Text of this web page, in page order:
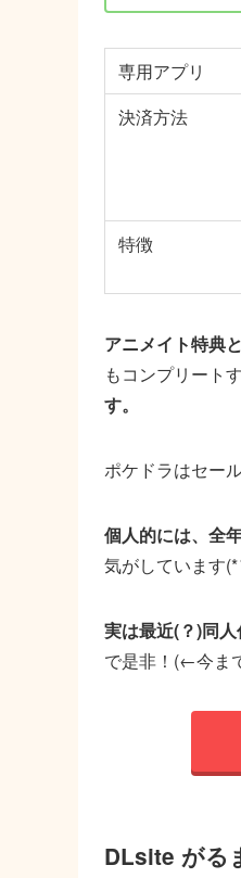
専用アプリ
決済方法
特徴
アニメイト特典
もコンプリート
す。
ポケドラはセー
個人的には、全
気がしています
実は最近(？)同
で是非！(←今ま
DLsite がる